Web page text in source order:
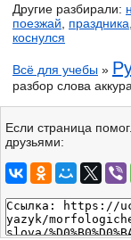
Другие разбирали:
поезжай
праздника
коснулся
Всё для учебы »
разбор слова
Если страница
друзьями: